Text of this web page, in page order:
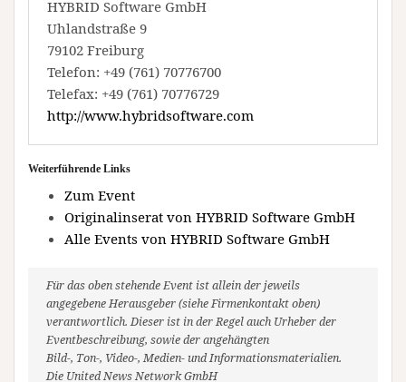
HYBRID Software GmbH
Uhlandstraße 9
79102 Freiburg
Telefon: +49 (761) 70776700
Telefax: +49 (761) 70776729
http://www.hybridsoftware.com
Weiterführende Links
Zum Event
Originalinserat von HYBRID Software GmbH
Alle Events von HYBRID Software GmbH
Für das oben stehende Event ist allein der jeweils
angegebene Herausgeber (siehe Firmenkontakt oben)
verantwortlich. Dieser ist in der Regel auch Urheber der
Eventbeschreibung, sowie der angehängten
Bild-, Ton-, Video-, Medien- und Informationsmaterialien.
Die United News Network GmbH